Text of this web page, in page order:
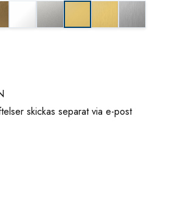
utseende (borstad)
guldbrons utseende (borstad)
matt vit mattkrom
skickas separat via e-post